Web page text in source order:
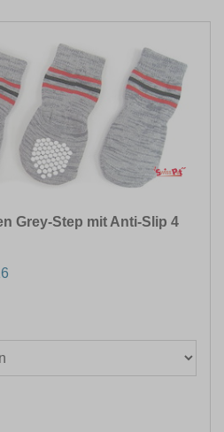
Grey-Step mit Anti-Slip 4